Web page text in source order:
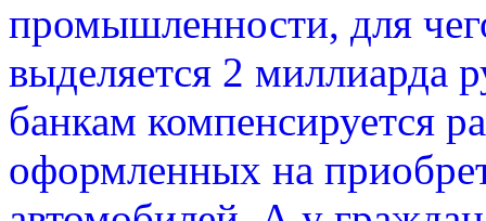
промышленности, для
выделяется 2 миллиарда
банкам компенсируется
оформленных на